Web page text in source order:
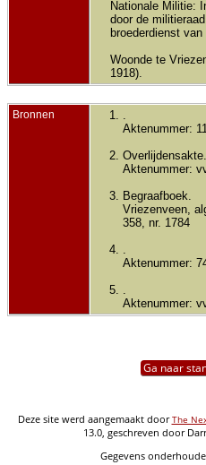
Nationale Militie:
door de
broederdienst
Woonde te
1918).
Bronnen
Aktenummer:
Overlijdensakte.
Aktenummer:
Begraafboek.
Vriezenveen,
358, nr. 1784
Aktenummer:
Aktenummer:
Ga naar
Deze site werd aangemaakt doorThe
13.0, geschreven door
Gegevens